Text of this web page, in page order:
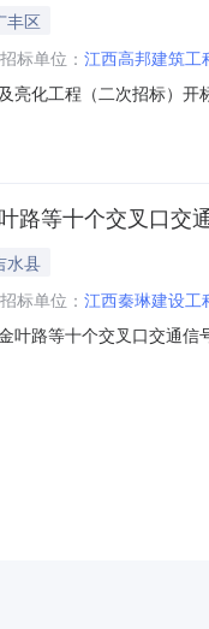
丰区
招标单位： 江西高邦建筑工
亮化工程（二次招标）
投标人名称:江西时光
路等十个交叉口交
水县
招标单位： 江西秦琳建设工
叶路等十个交叉口交通
投标人